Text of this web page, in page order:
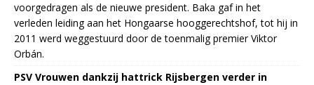
voorgedragen als de nieuwe president. Baka gaf in het
verleden leiding aan het Hongaarse hooggerechtshof, tot hij in
2011 werd weggestuurd door de toenmalig premier Viktor
Orbán.
PSV Vrouwen dankzij hattrick Rijsbergen verder in